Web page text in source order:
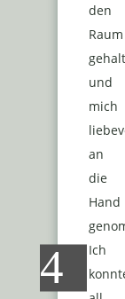
den
Raum
und
mich
an
die
Hand
Ich